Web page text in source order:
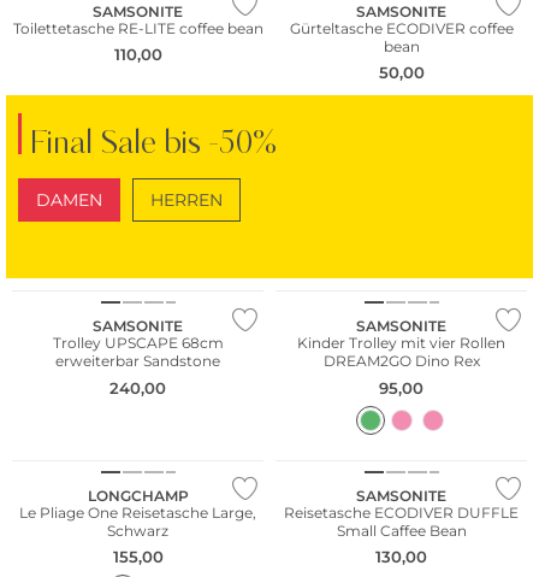
SAMSONITE
Toilettetasche RE-LITE coffee bean
110,00
SAMSONITE
Gürteltasche ECODIVER coffee
bean
50,00
Final Sale bis -50%
DAMEN HERREN
SAMSONITE
Trolley UPSCAPE 68cm
erweiterbar Sandstone
240,00
SAMSONITE
Kinder Trolley mit vier Rollen
DREAM2GO Dino Rex
95,00
LONGCHAMP
Le Pliage One Reisetasche Large,
Schwarz
155,00
SAMSONITE
Reisetasche ECODIVER DUFFLE
Small Caffee Bean
130,00